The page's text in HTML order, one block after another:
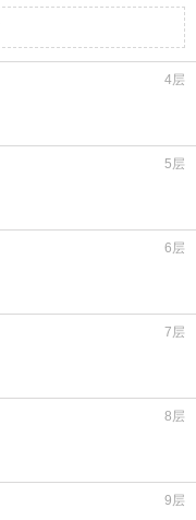
4层
5层
6层
7层
8层
9层